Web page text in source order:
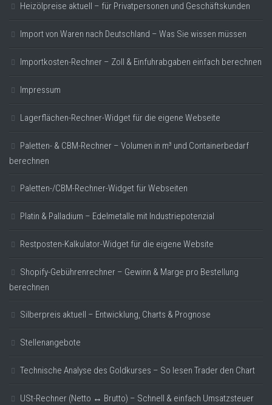
Heizölpreise aktuell – für Privatpersonen und Geschäftskunden
Import von Waren nach Deutschland – Was Sie wissen müssen
Importkosten-Rechner – Zoll & Einfuhrabgaben einfach berechnen
Impressum
Lagerflächen-Rechner-Widget für die eigene Webseite
Paletten- & CBM-Rechner – Volumen in m³ und Containerbedarf
berechnen
Paletten-/CBM-Rechner-Widget für Webseiten
Platin & Palladium – Edelmetalle mit Industriepotenzial
Restposten-Kalkulator-Widget für die eigene Website
Shopify-Gebührenrechner – Gewinn & Marge pro Bestellung
berechnen
Silberpreis aktuell – Entwicklung, Charts & Prognose
Stellenangebote
Technische Analyse des Goldkurses – So lesen Trader den Chart
USt-Rechner (Netto ↔ Brutto) – Schnell & einfach Umsatzsteuer